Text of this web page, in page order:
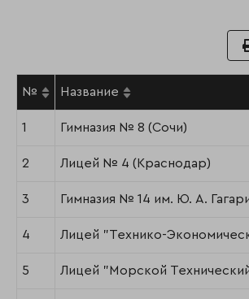
№ Название
1 Гимназия № 8 (Сочи)
2 Лицей № 4 (Краснодар)
3 Гимназия № 14 им. Ю. А.
4 Лицей "Технико-
5 Лицей "Морской